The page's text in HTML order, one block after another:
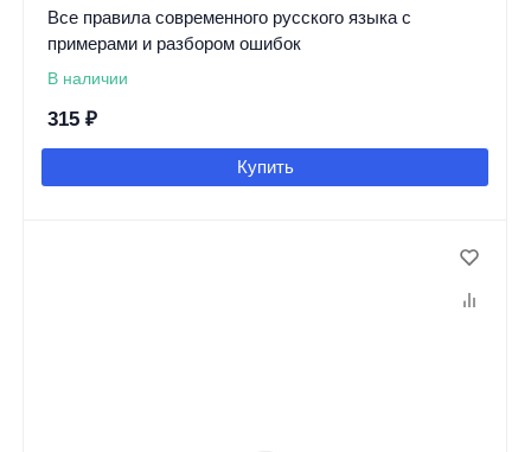
Все правила современного русского языка с
примерами и разбором ошибок
В наличии
315 ₽
Купить